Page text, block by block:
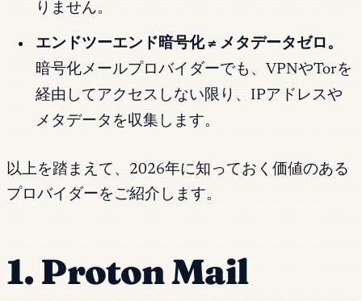
りません。
エンドツーエンド暗号化 ≠ メタデータゼロ。
暗号化メールプロバイダーでも、VPNやTorを
経由してアクセスしない限り、IPアドレスや
メタデータを収集します。
以上を踏まえて、2026年に知っておく価値のある
プロバイダーをご紹介します。
1. Proton Mail